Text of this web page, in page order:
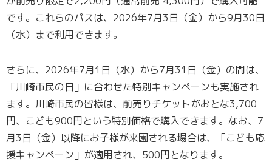
です。これらのパスは、2026年7月3日（金）から9月30日
（水）まで利用できます。
さらに、2026年7月1日（水）から7月31日（金）の間は、
「川崎市民の日」に合わせた特別キャンペーンも実施され
ます。川崎市民の皆様は、前売りチケットがおとな3,700
円、こども900円という特別価格で購入できます。なお、7
月3日（金）以降にお子様が来園される場合は、「こども応
援キャンペーン」が適用され、500円となります。